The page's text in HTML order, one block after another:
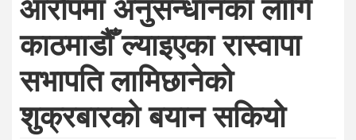
प्रविधि
जीवनशैली
दर्शन
/
संस्कृति
काठमाडौँ ल्याइएका रास्वापा
सभापति लामिछानेको
शुक्रबारको बयान सकियो